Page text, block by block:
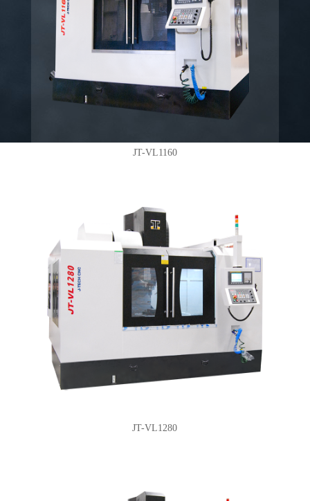
JT-VL1160
JT-VL1280